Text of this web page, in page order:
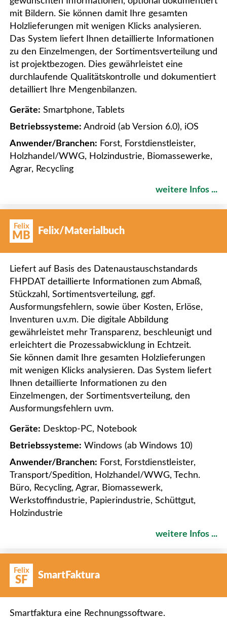
mit Bildern. Sie können damit Ihre gesamten
Holzlieferungen mit wenigen Klicks analysieren.
Das System liefert Ihnen detaillierte Informationen
zu den Einzelmengen, der Sortimentsverteilung und
ist projektbezogen. Dies gewährleistet eine
durchlaufende Qualitätskontrolle und dokumentiert
detailliert Ihre Mengenbilanzen.
Geräte: Smartphone, Tablets
Betriebssysteme: Android (ab Version 6.0), iOS
Anwender/Branchen: Forst, Forstdienstleister,
Holzhandel/WWG, Holzindustrie, Biomassewerke,
Agrar, Recycling
weitere Infos ...
Felix
MB Felix/Materialbuch
Liefert auf Basis des Datenaustauschstandards
FHPDAT detaillierte Informationen zum Abmaß,
Stückzahl, Sortimentsverteilung, ggf.
Ausformungsfehlern, sowie über Kosten, Erlöse,
Inventuren u.v.m. Die digitale Abbildung
gewährleistet mehr Transparenz, beschleunigt und
erleichtert die Prozessabwicklung in Echtzeit.
Sie können damit Ihre gesamten Holzlieferungen
mit wenigen Klicks analysieren. Das System liefert
Ihnen detaillierte Informationen zu den
Einzelmengen, der Sortimentsverteilung, den
Ausformungsfehlern uvm.
Geräte: Desktop-PC, Notebook
Betriebssysteme: Windows (ab Windows 10)
Anwender/Branchen: Forst, Forstdienstleister,
Transport/Spedition, Holzhandel/WWG, Techn.
Büro, Recycling, Agrar, Biomassewerk,
Werkstoffindustrie, Papierindustrie, Schüttgut,
Holzindustrie
weitere Infos ...
Felix
SF SmartFaktura
Smartfaktura eine Rechnungssoftware.